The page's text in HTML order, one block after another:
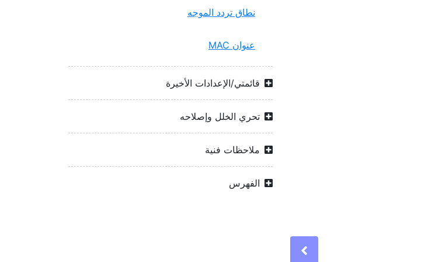
نطاق تردد الموجه
عنوان MAC‏
قائمتي/الإعدادات الأخيرة
تحري الخلل وإصلاحه
ملاحظات فنية
الفهرس